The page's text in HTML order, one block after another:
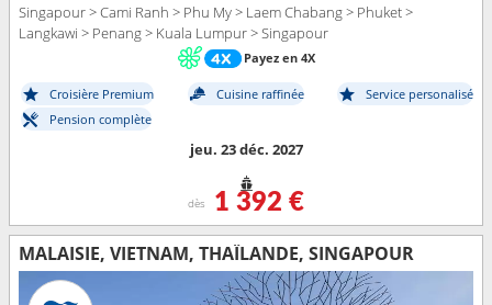
Singapour > Cami Ranh > Phu My > Laem Chabang > Phuket >
Langkawi > Penang > Kuala Lumpur > Singapour
Payez en 4X
Croisière Premium Cuisine raffinée
Service personalisé
Pension complète
jeu. 23 déc. 2027
dès 1 392 €
MALAISIE, VIETNAM, THAÏLANDE, SINGAPOUR